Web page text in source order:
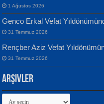
EKREM KARABABA
İsmail Aydos
İnkisar...
1 Ağustos 2026
Genco Erkal Vefat
31 Temmuz 2026
Rençber Aziz Vefat
31 Temmuz 2026
Arşivler
Arşivler